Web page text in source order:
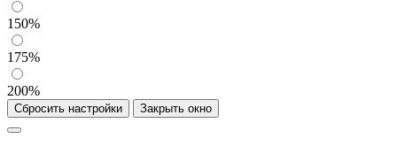
150%
175%
200%
Сбросить настройки Закрыть окно